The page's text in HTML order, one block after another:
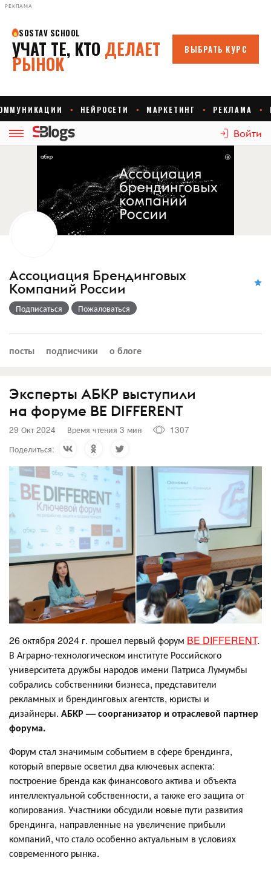
РЕКЛАМА
Войти
Ассоциация Брендинговых
Компаний России
Подписаться Пожаловаться
посты подписчики о блоге
Эксперты АБКР выступили
на форуме BE DIFFERENT
29 Окт 2024 Время чтения 3 мин
1307
Поделиться:
26 октября 2024 г. прошел первый форум BE DIFFERENT.
В Аграрно-технологическом институте Российского
университета дружбы народов имени Патриса Лумумбы
собрались собственники бизнеса, представители
рекламных и брендинговых агентств, юристы и
дизайнеры. АБКР — соорганизатор и отраслевой партнер
форума.
Форум стал значимым событием в сфере брендинга,
который впервые осветил два ключевых аспекта:
построение бренда как финансового актива и объекта
интеллектуальной собственности, а также его защита от
копирования. Участники обсудили новые пути развития
брендинга, направленные на увеличение прибыли
компаний, что стало особенно актуальным в условиях
современного рынка.